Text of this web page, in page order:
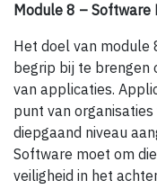
Module 8 – Software
Het doel van module
begrip bij te brengen
van applicaties.
punt van
diepgaand niveau
Software moet om
veiligheid in het